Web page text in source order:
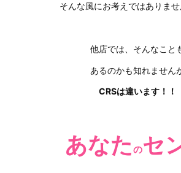
そんな風にお考えではありま
他店では、そんなこと
あるのかも知れません
CRSは違います！！
あなた のセ